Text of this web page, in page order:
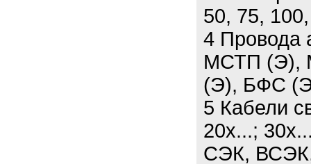
50, 75,
4
МСТП (Э),
(Э), БФС
5 Кабели
20х...;
СЭК,